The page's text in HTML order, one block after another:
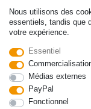
© Copyright 2026 |
en Euros TTC. Les
Nous utilisons des
essentiels, tandis que
votre expérience.
Essentiel
Médias externes
PayPal
Fonctionnel
Rétracter le